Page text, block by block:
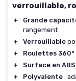
verrouillable,
＋ Grande
rangement
＋
Verrouillable
＋
Roulettes 360°
＋
Surface en ABS
＋
Polyvalente :